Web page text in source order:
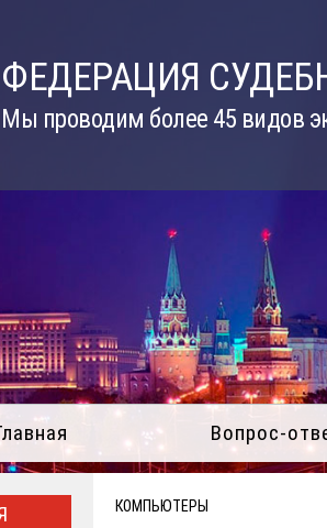
ФЕДЕРАЦИЯ
Мы проводим более 45 видов
Вопрос-
КОМПЬЮТЕРЫ